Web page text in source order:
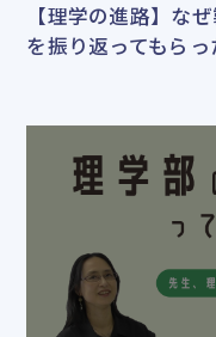
【理学の進路】な
を振り返ってもらっ